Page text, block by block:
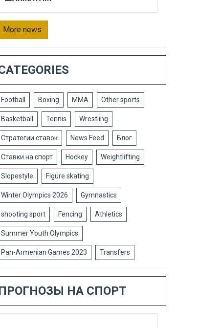
More news
Football Boxing MMA Other sports
Basketball Tennis Wrestling
Стратегии ставок News Feed Блог
Ставки на спорт Hockey Weightlifting
Slopestyle Figure skating
Winter Olympics 2026 Gymnastics
shooting sport Fencing Athletics
Summer Youth Olympics
Pan-Armenian Games 2023 Transfers
НА СПОРТ